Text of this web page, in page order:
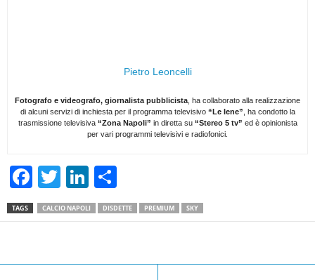
Pietro Leoncelli
Fotografo e videografo, giornalista pubblicista , ha collaborato alla realizzazione
di alcuni servizi di inchiesta per il programma televisivo “Le Iene” , ha condotto la
trasmissione televisiva “Zona Napoli” in diretta su “Stereo 5 tv” ed è opinionista
per vari programmi televisivi e radiofonici.
F
a
c
b
T
wi
tt
Li
n
k
dI
h
ar
TAGS CALCIO NAPOLI DISDETTE PREMIUM SKY